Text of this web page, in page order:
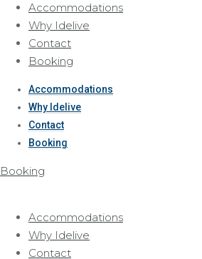
Accommodations
Why Idelive
Contact
Booking
Accommodations
Why Idelive
Contact
Booking
Booking
Accommodations
Why Idelive
Contact